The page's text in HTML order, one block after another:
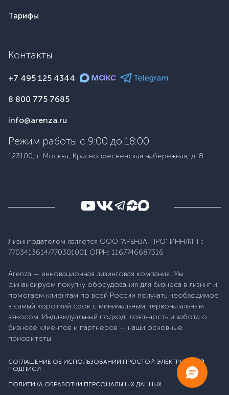
Тарифы
Контакты
+7 495 125 4344
8 800 775 7685
info@arenza.ru
Режим работы с 9:00 до 18:00
123100, г. Москва, Краснопресненская набережная, д. 8
Лизингодателем является ООО "АРЕНЗА-ПРО" ИНН/КПП:
7703413614/770301001 ОГРН: 1167746687316
Arenza — инновационная лизинговая компания. Мы
финансируем покупку оборудования для бизнеса в лизинг и
помогаем клиентам по всей России получать необходимое
в самый короткий срок с минимальным первоначальным
взносом. Индивидуальный подход, лояльность и забота о
бизнесе клиентов и партнеров — наши основные
приоритеты.
СОГЛАШЕНИЕ ОБ ИСПОЛЬЗОВАНИИ ПРОСТОЙ ЭЛЕКТРОННОЙ
ПОДПИСИ
ПОЛИТИКА ОБРАБОТКИ ПЕРСОНАЛЬНЫХ ДАННЫХ